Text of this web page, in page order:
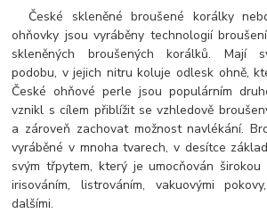
České skleněné broušené korálky
ohňovky jsou vyráběny technologií
skleněných broušených korálků. Mají
podobu, v jejich nitru koluje odlesk ohně,
České ohňové perle jsou populárním
vznikl s cílem přiblížit se vzhledově
a zároveň zachovat možnost navlékání.
vyráběné v mnoha tvarech, v desítce
svým třpytem, který je umocňován
irisováním, listrováním, vakuovými
dalšími.